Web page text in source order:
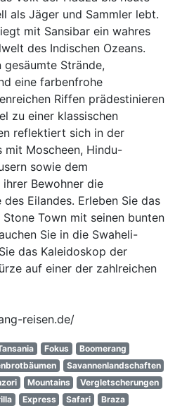
als Jäger und Sammler lebt.
mit Sansibar ein wahres
des Indischen Ozeans.
gesäumte Strände,
eine farbenfrohe
Riffen prädestinieren
zu einer klassischen
reflektiert sich in der
mit Moscheen, Hindu-
sowie dem
Bewohner die
Eilandes. Erleben Sie das
Town mit seinen bunten
Sie in die Swaheli-
das Kaleidoskop der
auf einer der zahlreichen
reisen.de/
Fokus
Boomerang
Savannenlandschaften
Mountains
Vergletscherungen
Express Safari
Braza